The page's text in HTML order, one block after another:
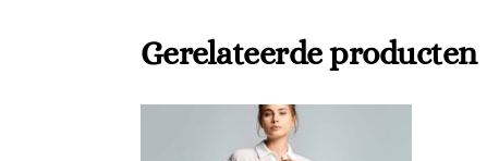
Gerelateerde producten